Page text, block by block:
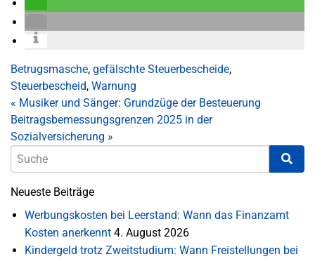
Betrugsmasche, gefälschte Steuerbescheide,
Steuerbescheid, Warnung
« Musiker und Sänger: Grundzüge der Besteuerung
Beitragsbemessungsgrenzen 2025 in der
Sozialversicherung »
Neueste Beiträge
Werbungskosten bei Leerstand: Wann das Finanzamt
Kosten anerkennt 4. August 2026
Kindergeld trotz Zweitstudium: Wann Freistellungen bei